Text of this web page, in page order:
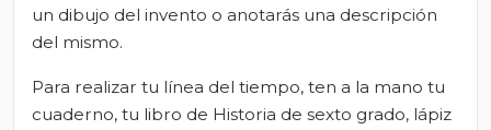
un dibujo del invento o anotarás una descripción
del mismo.
Para realizar tu línea del tiempo, ten a la mano tu
cuaderno, tu libro de Historia de sexto grado, lápiz